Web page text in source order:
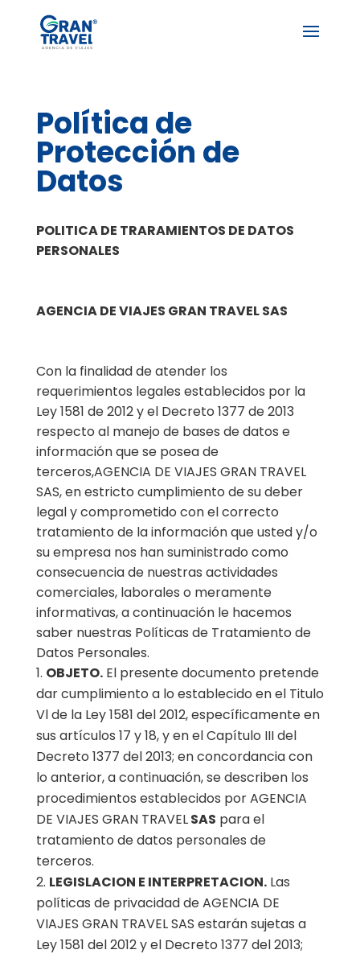
Política de
Protección de
Datos
POLITICA DE TRARAMIENTOS DE DATOS
PERSONALES
AGENCIA DE VIAJES GRAN TRAVEL SAS
Con la finalidad de atender los
requerimientos legales establecidos por la
Ley 1581 de 2012 y el Decreto 1377 de 2013
respecto al manejo de bases de datos e
información que se posea de
terceros,AGENCIA DE VIAJES GRAN TRAVEL
SAS, en estricto cumplimiento de su deber
legal y comprometido con el correcto
tratamiento de la información que usted y/o
su empresa nos han suministrado como
consecuencia de nuestras actividades
comerciales, laborales o meramente
informativas, a continuación le hacemos
saber nuestras Políticas de Tratamiento de
Datos Personales.
OBJETO.El presente documento pretende
dar cumplimiento a lo establecido en el Titulo
Vl de la Ley 1581 del 2012, específicamente en
sus artículos 17 y 18, y en el Capítulo III del
Decreto 1377 del 2013; en concordancia con
lo anterior, a continuación, se describen los
procedimientos establecidos por AGENCIA
DE VIAJES GRAN TRAVELSAS para el
tratamiento de datos personales de
terceros.
LEGISLACION E INTERPRETACION.Las
políticas de privacidad de AGENCIA DE
VIAJES GRAN TRAVEL SAS estarán sujetas a
Ley 1581 del 2012 y el Decreto 1377 del 2013;